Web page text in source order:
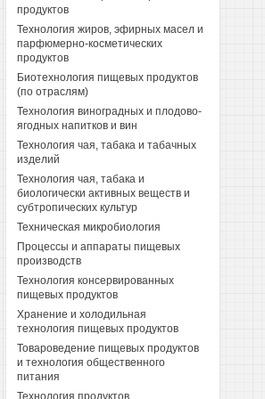
продуктов
Технология жиров, эфирных масел и
парфюмерно-косметических
продуктов
Биотехнология пищевых продуктов
(по отраслям)
Технология виноградных и плодово-
ягодных напитков и вин
Технология чая, табака и табачных
изделий
Технология чая, табака и
биологически активных веществ и
субтропических культур
Техническая микробиология
Процессы и аппараты пищевых
производств
Технология консервированных
пищевых продуктов
Хранение и холодильная
технология пищевых продуктов
Товароведение пищевых продуктов
и технология общественного
питания
Технология продуктов